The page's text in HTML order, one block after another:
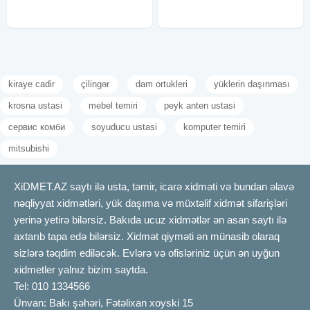
kiraye cadir çilingər dam ortukleri yüklerin daşınması
krosna ustasi mebel temiri peyk anten ustasi
сервис комби soyuducu ustasi komputer temiri
mitsubishi
XiDMET.AZ saytı ilə usta, təmir, icarə xidməti və bundan əlavə
nəqliyyat xidmətləri, yük daşıma və müxtəlif xidmət sifarişləri
yerinə yetirə bilərsiz. Bakıda ucuz xidmətlər ən asan saytı ilə
axtarıb tapa edə bilərsiz. Xidmət qiyməti ən münasib olaraq
sizlərə təqdim ediləcək. Evlərə və ofisləriniz üçün ən uyğun
xidmetler yalnız bizim saytda.
Tel: 010 1334566
Ünvan: Bakı şəhəri, Fətəlixan xoyski 15